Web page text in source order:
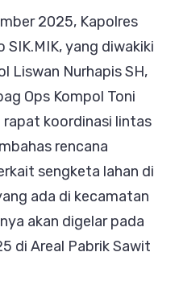
2025, Kapolres
yang diwakiki
Liswan Nurhapis SH,
Ops Kompol Toni
rapat koordinasi lintas
rencana
sengketa lahan di
ada di kecamatan
akan digelar pada
di Areal Pabrik Sawit